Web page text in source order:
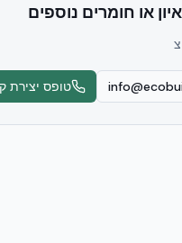
או חומרים נוספים
טופס יצירת